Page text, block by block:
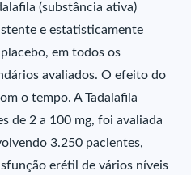
(substância ativa)
e estatisticamente
em todos os
avaliados. O efeito do
o tempo. A Tadalafila
de 2 a 100 mg, foi avaliada
3.250 pacientes,
erétil de vários níveis